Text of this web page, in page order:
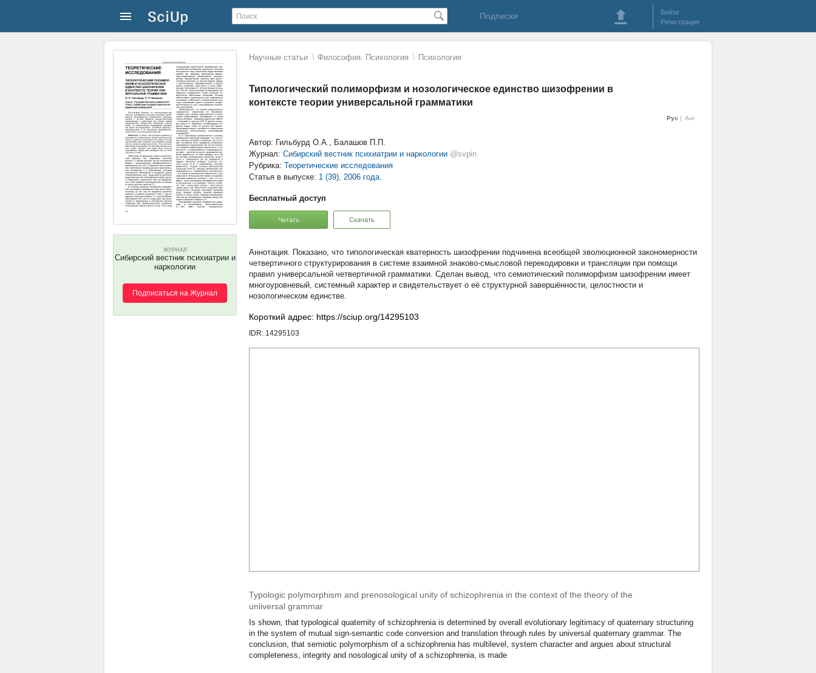
Подписки
Войти
Регистрация
Научные статьи \ Философия. Психология \ Психология
Типологический полиморфизм и нозологическое единство шизофрении в
контексте теории универсальной грамматики
Рус Анг
ЖУРНАЛ
Сибирский вестник психиатрии и
наркологии
Подписаться на Журнал
Автор: Гильбурд О.А., Балашов П.П.
Журнал: Сибирский вестник психиатрии и наркологии @svpin
Рубрика: Теоретические исследования
Статья в выпуске: 1 (39), 2006 года.
Бесплатный доступ
Читать Скачать
Показано, что типологическая кватерность шизофрении подчинена всеобщей эволюционной закономерности
четвертичного структурирования в системе взаимной знаково-смысловой перекодировки и трансляции при помощи
правил универсальной четвертичной грамматики. Сделан вывод, что семиотический полиморфизм шизофрении имеет
многоуровневый, системный характер и свидетельствует о её структурной завершённости, целостности и
нозологическом единстве.
Короткий адрес: https://sciup.org/14295103
IDR: 14295103
Typologic polymorphism and prenosological unity of schizophrenia in the context of the theory of the
uniiversal grammar
Is shown, that typological quaternity of schizophrenia is determined by overall evolutionary legitimacy of quaternary structuring
in the system of mutual sign-semantic code conversion and translation through rules by universal quaternary grammar. The
conclusion, that semiotic polymorphism of a schizophrenia has multilevel, system character and argues about structural
completeness, integrity and nosological unity of a schizophrenia, is made